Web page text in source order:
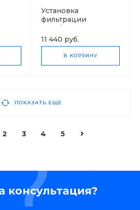
Установка
фильтрации
11 440 руб.
В КОРЗИНУ
ПОКАЗАТЬ ЕЩЕ
2 3 4 5
консультация?